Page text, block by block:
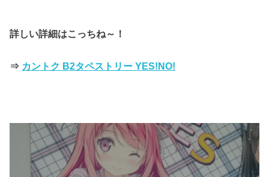
詳しい詳細はこっちね～！
⇒ カントク B2タペストリー YES!NO!